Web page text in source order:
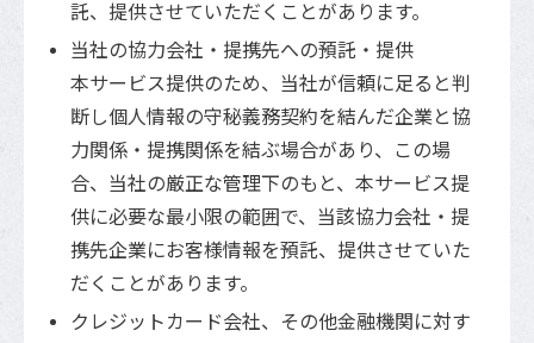
託、提供させていただくことがあります。
当社の協力会社・提携先への預託・提供
本サービス提供のため、当社が信頼に足ると判
断し個人情報の守秘義務契約を結んだ企業と協
力関係・提携関係を結ぶ場合があり、この場
合、当社の厳正な管理下のもと、本サービス提
供に必要な最小限の範囲で、当該協力会社・提
携先企業にお客様情報を預託、提供させていた
だくことがあります。
クレジットカード会社、その他金融機関に対す